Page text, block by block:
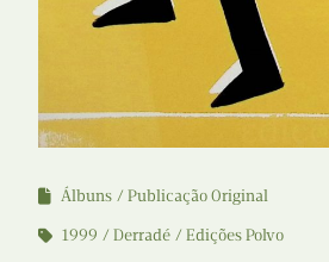
Álbuns
Publicação Original
1999
Derradé Edições Polvo